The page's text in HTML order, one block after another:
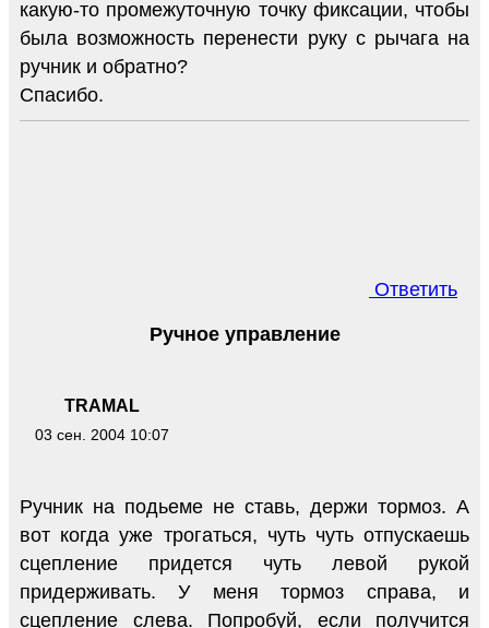
какую-то промежуточную точку фиксации, чтобы
была возможность перенести руку с рычага на
ручник и обратно?
Спасибо.
Ответить
TRAMAL
03 сен. 2004 10:07
Ручное управление
Ручник на подьеме не ставь, держи тормоз. А
вот когда уже трогаться, чуть чуть отпускаешь
сцепление придется чуть левой рукой
придерживать. У меня тормоз справа, и
сцепление слева. Попробуй, если получится